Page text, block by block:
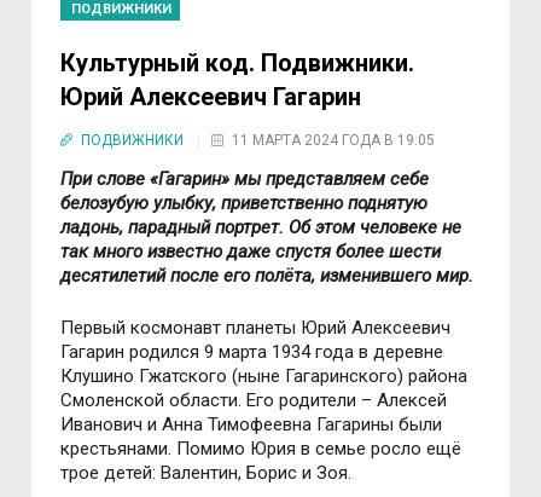
ПОДВИЖНИКИ
Культурный код. Подвижники.
Юрий Алексеевич Гагарин
ПОДВИЖНИКИ 11 МАРТА 2024 ГОДА В 19:05
При слове «Гагарин» мы представляем себе
белозубую улыбку, приветственно поднятую
ладонь, парадный портрет. Об этом человеке не
так много известно даже спустя более шести
десятилетий после его полёта, изменившего мир.
Первый космонавт планеты Юрий Алексеевич
Гагарин родился 9 марта 1934 года в деревне
Клушино Гжатского (ныне Гагаринского) района
Смоленской области. Его родители – Алексей
Иванович и Анна Тимофеевна Гагарины были
крестьянами. Помимо Юрия в семье росло ещё
трое детей: Валентин, Борис и Зоя.